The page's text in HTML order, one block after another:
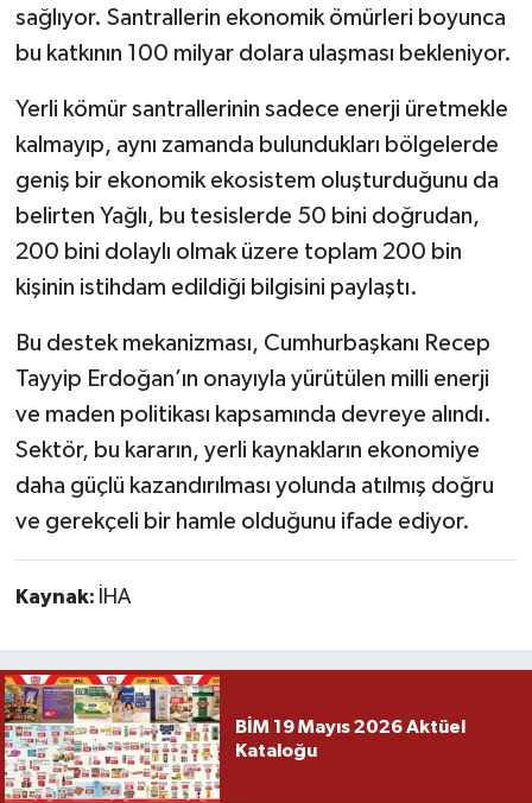
sağlıyor. Santrallerin ekonomik ömürleri boyunca
bu katkının 100 milyar dolara ulaşması bekleniyor.
Yerli kömür santrallerinin sadece enerji üretmekle
kalmayıp, aynı zamanda bulundukları bölgelerde
geniş bir ekonomik ekosistem oluşturduğunu da
belirten Yağlı, bu tesislerde 50 bini doğrudan,
200 bini dolaylı olmak üzere toplam 200 bin
kişinin istihdam edildiği bilgisini paylaştı.
Bu destek mekanizması, Cumhurbaşkanı Recep
Tayyip Erdoğan’ın onayıyla yürütülen milli enerji
ve maden politikası kapsamında devreye alındı.
Sektör, bu kararın, yerli kaynakların ekonomiye
daha güçlü kazandırılması yolunda atılmış doğru
ve gerekçeli bir hamle olduğunu ifade ediyor.
Kaynak: İHA
BİM 19 Mayıs 2026 Aktüel
Kataloğu